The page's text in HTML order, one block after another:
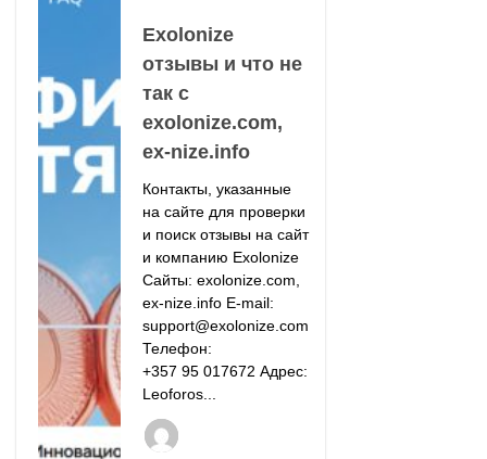
Exolonize
отзывы и что не
так с
exolonize.com,
ex-nize.info
Контакты, указанные
на сайте для проверки
и поиск отзывы на сайт
и компанию Exolonize
Сайты: exolonize.com,
ex-nize.info E‑mail:
support@exolonize.com
Телефон:
+357 95 017672 Адрес:
Leoforos...